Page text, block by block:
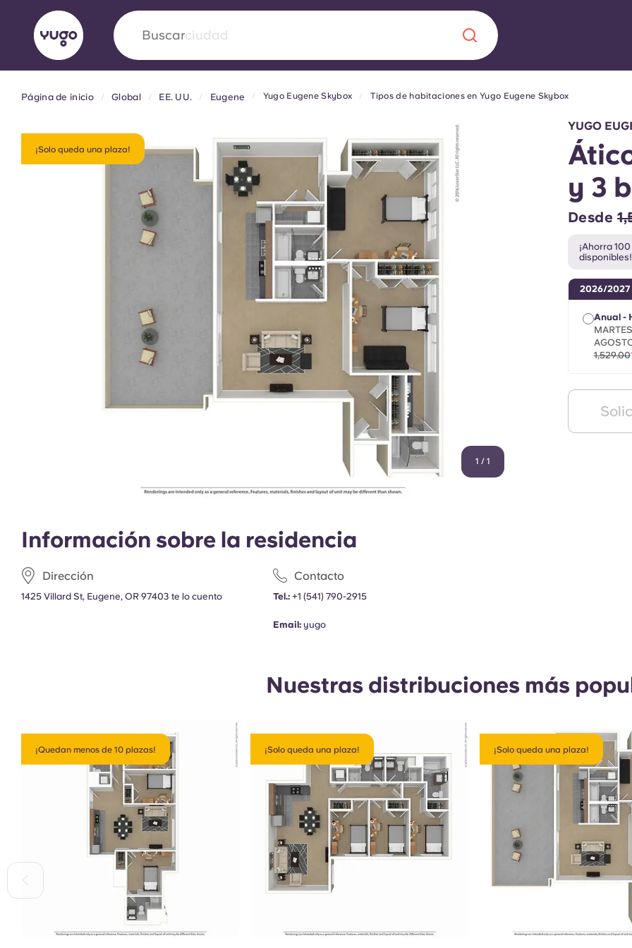
Buscarciudad
Yugo VCARB: Impulsando una nueva era
en el alojamiento para estudiantes
La colaboración pionera Yugocon VCARB impulsa la innovación,
la ambición y momentos inolvidables para los estudiantes.
Quiénes somos
Preguntas
English (GB) English (US) Chinese Català
Portuguese
Página de inicio Global EE. UU. Eugene Yugo Eugene Skybox Tipos de habitaciones en Yugo Eugene Skybox
¡Solo queda una plaza!
1 / 1
Información sobre la residencia
Dirección
1425 Villard St, Eugene, OR 97403 te lo cuento
Contacto
Tel.: +1(541) 790-2915
Email: yugo
YUGO
y 3
Desde
¡Ahorra
disponibles!
2026/2027
Anual -
1,529.00
Nuestras distribuciones más
¡Quedan menos de 10 plazas! ¡Solo queda una plaza! ¡Solo queda una plaza!